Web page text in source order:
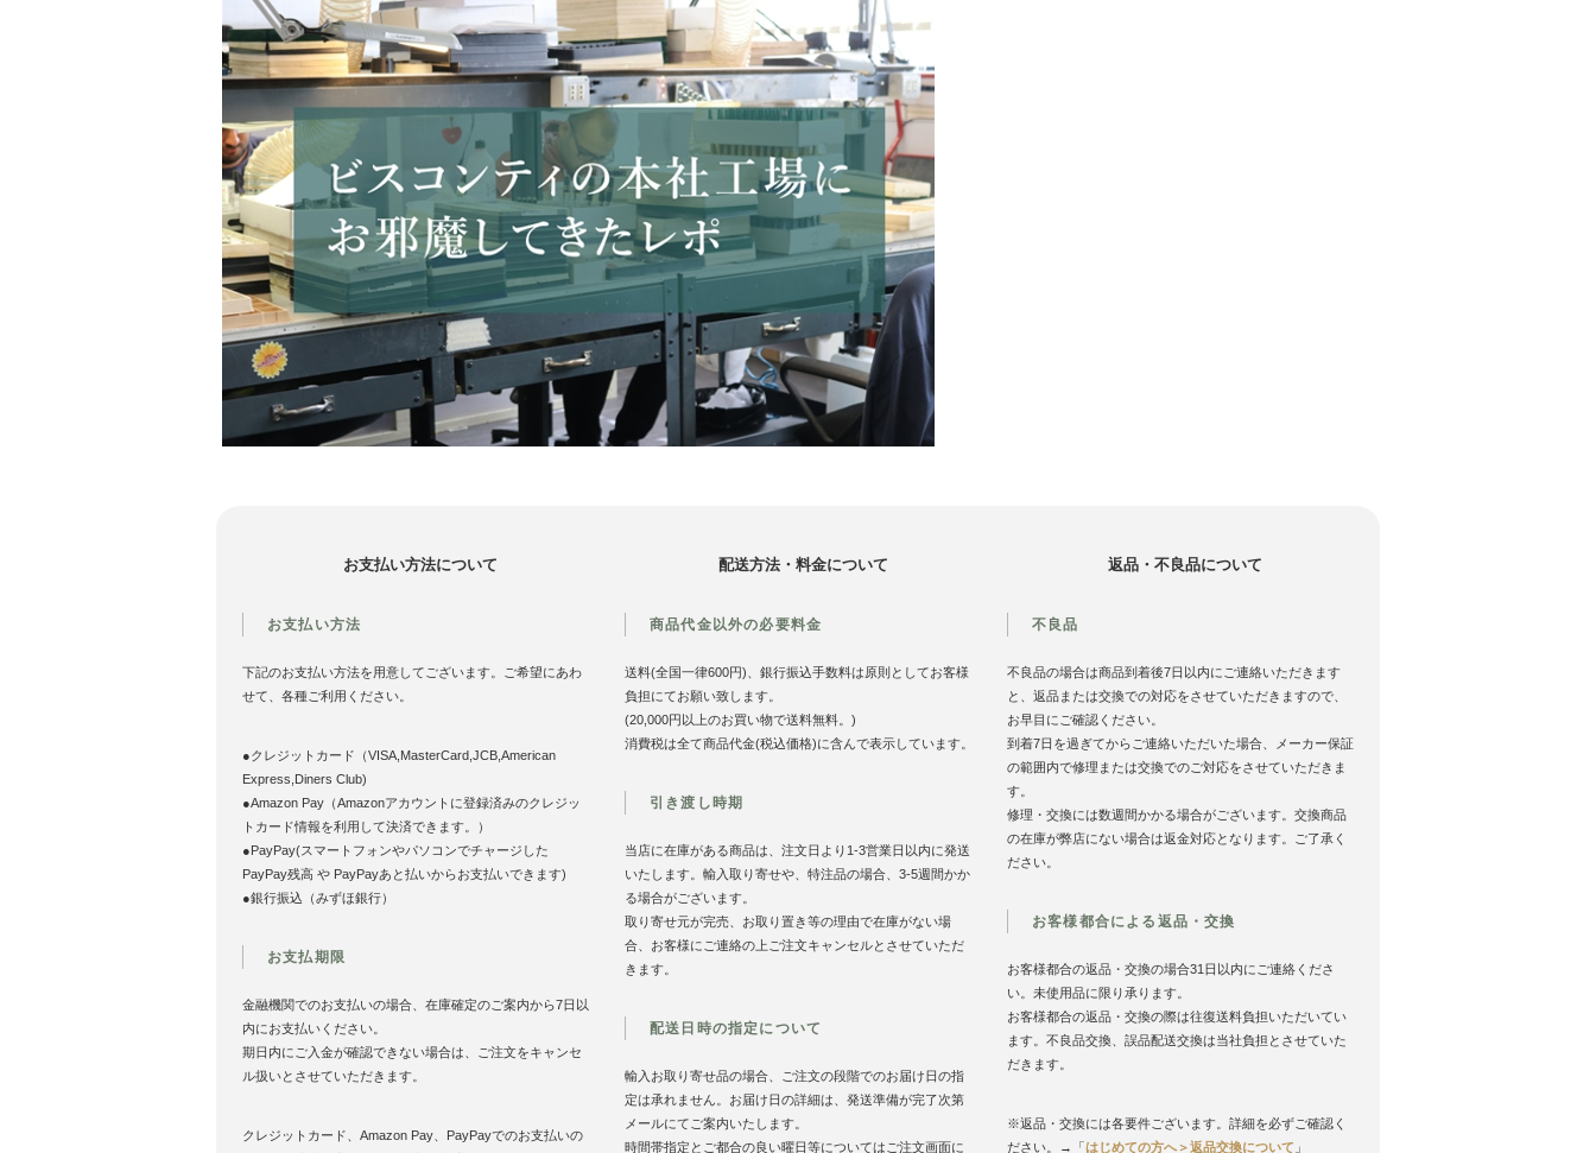
お支払い方法について
お支払い方法
下記のお支払い方法を用意してございます。ご希望にあわ
せて、各種ご利用ください。
●クレジットカード（VISA,MasterCard,JCB,American
Express,Diners Club)
●Amazon Pay（Amazonアカウントに登録済みのクレジッ
トカード情報を利用して決済できます。）
●PayPay(スマートフォンやパソコンでチャージした
PayPay残高 や PayPayあと払いからお支払いできます)
●銀行振込（みずほ銀行）
お支払期限
金融機関でのお支払いの場合、在庫確定のご案内から7日以
内にお支払いください。
期日内にご入金が確認できない場合は、ご注文をキャンセ
ル扱いとさせていただきます。
クレジットカード、Amazon Pay、PayPayでのお支払いの
配送方法・料金について
商品代金以外の必要料金
送料(全国一律600円)、銀行振込手数料は原則としてお客様
負担にてお願い致します。
(20,000円以上のお買い物で送料無料。)
消費税は全て商品代金(税込価格)に含んで表示しています。
引き渡し時期
当店に在庫がある商品は、注文日より1-3営業日以内に発送
いたします。輸入取り寄せや、特注品の場合、3-5週間かか
る場合がございます。
取り寄せ元が完売、お取り置き等の理由で在庫がない場
合、お客様にご連絡の上ご注文キャンセルとさせていただ
きます。
配送日時の指定について
輸入お取り寄せ品の場合、ご注文の段階でのお届け日の指
定は承れません。お届け日の詳細は、発送準備が完了次第
メールにてご案内いたします。
時間帯指定とご都合の良い曜日等についてはご注文画面に
返品・不良品について
不良品
不良品の場合は商品到着後7日以内にご連絡いただきます
と、返品または交換での対応をさせていただきますので、
お早目にご確認ください。
到着7日を過ぎてからご連絡いただいた場合、メーカー保証
の範囲内で修理または交換でのご対応をさせていただきま
す。
修理・交換には数週間かかる場合がございます。交換商品
の在庫が弊店にない場合は返金対応となります。ご了承く
ださい。
お客様都合による返品・交換
お客様都合の返品・交換の場合31日以内にご連絡くださ
い。未使用品に限り承ります。
お客様都合の返品・交換の際は往復送料負担いただいてい
ます。不良品交換、誤品配送交換は当社負担とさせていた
だきます。
※返品・交換には各要件ございます。詳細を必ずご確認く
ださい。→「はじめての方へ＞返品交換について 」